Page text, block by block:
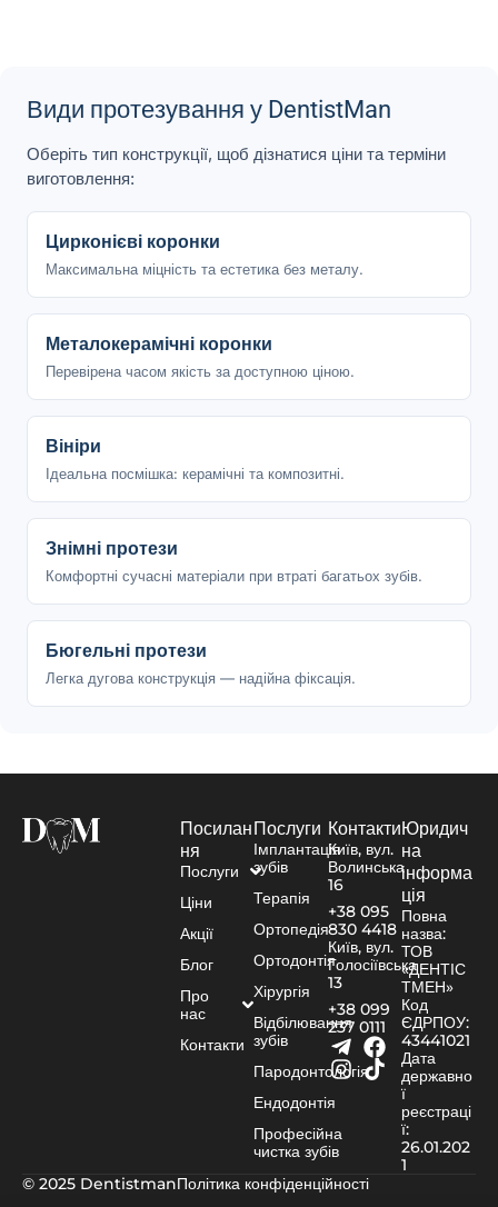
Види протезування у DentistMan
Оберіть тип конструкції, щоб дізнатися ціни та терміни
виготовлення:
Цирконієві коронки
Максимальна міцність та естетика без металу.
Металокерамічні коронки
Перевірена часом якість за доступною ціною.
Вініри
Ідеальна посмішка: керамічні та композитні.
Знімні протези
Комфортні сучасні матеріали при втраті багатьох зубів.
Бюгельні протези
Легка дугова конструкція — надійна фіксація.
Посилан
ня
Послуги
Ціни
Акції
Блог
Про
нас
Контакти
Послуги
Імплантація
зубів
Терапія
Ортопедія
Ортодонтія
Хірургія
Відбілювання
зубів
Пародонтологія
Ендодонтія
Професійна
чистка зубів
Контакти
Київ, вул.
Волинська
16
+38 095
830 4418
Київ, вул.
Голосіївська
13
+38 099
237 0111
Юридич
на
інформа
ція
Повна
назва:
ТОВ
«ДЕНТІС
ТМЕН»
Код
ЄДРПОУ:
43441021
Дата
державно
ї
реєстраці
ї:
26.01.202
1
© 2025 DentistmanПолітика конфіденційності